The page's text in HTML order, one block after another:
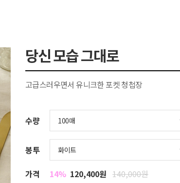
당신 모습 그대로
고급스러우면서 유니크한 포켓 청첩장
수량
봉투
가격 14% 120,400원 140,000원